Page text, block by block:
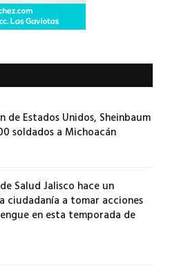
de Estados Unidos, Sheinbaum
soldados a Michoacán
Salud Jalisco hace un
ciudadanía a tomar acciones
en esta temporada de